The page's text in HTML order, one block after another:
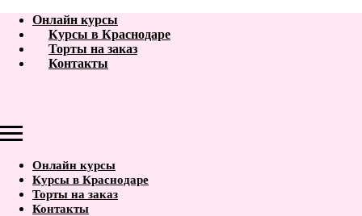
Онлайн курсы
Курсы в Краснодаре
Торты на заказ
Контакты
Онлайн курсы
Курсы в Краснодаре
Торты на заказ
Контакты